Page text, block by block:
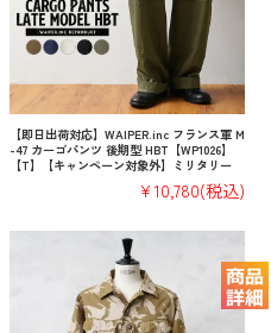
【即日出荷対応】WAIPER.inc フランス軍 M
-47 カーゴパンツ 後期型 HBT【WP1026】
【T】【キャンペーン対象外】ミリタリー
¥10,780(税込)